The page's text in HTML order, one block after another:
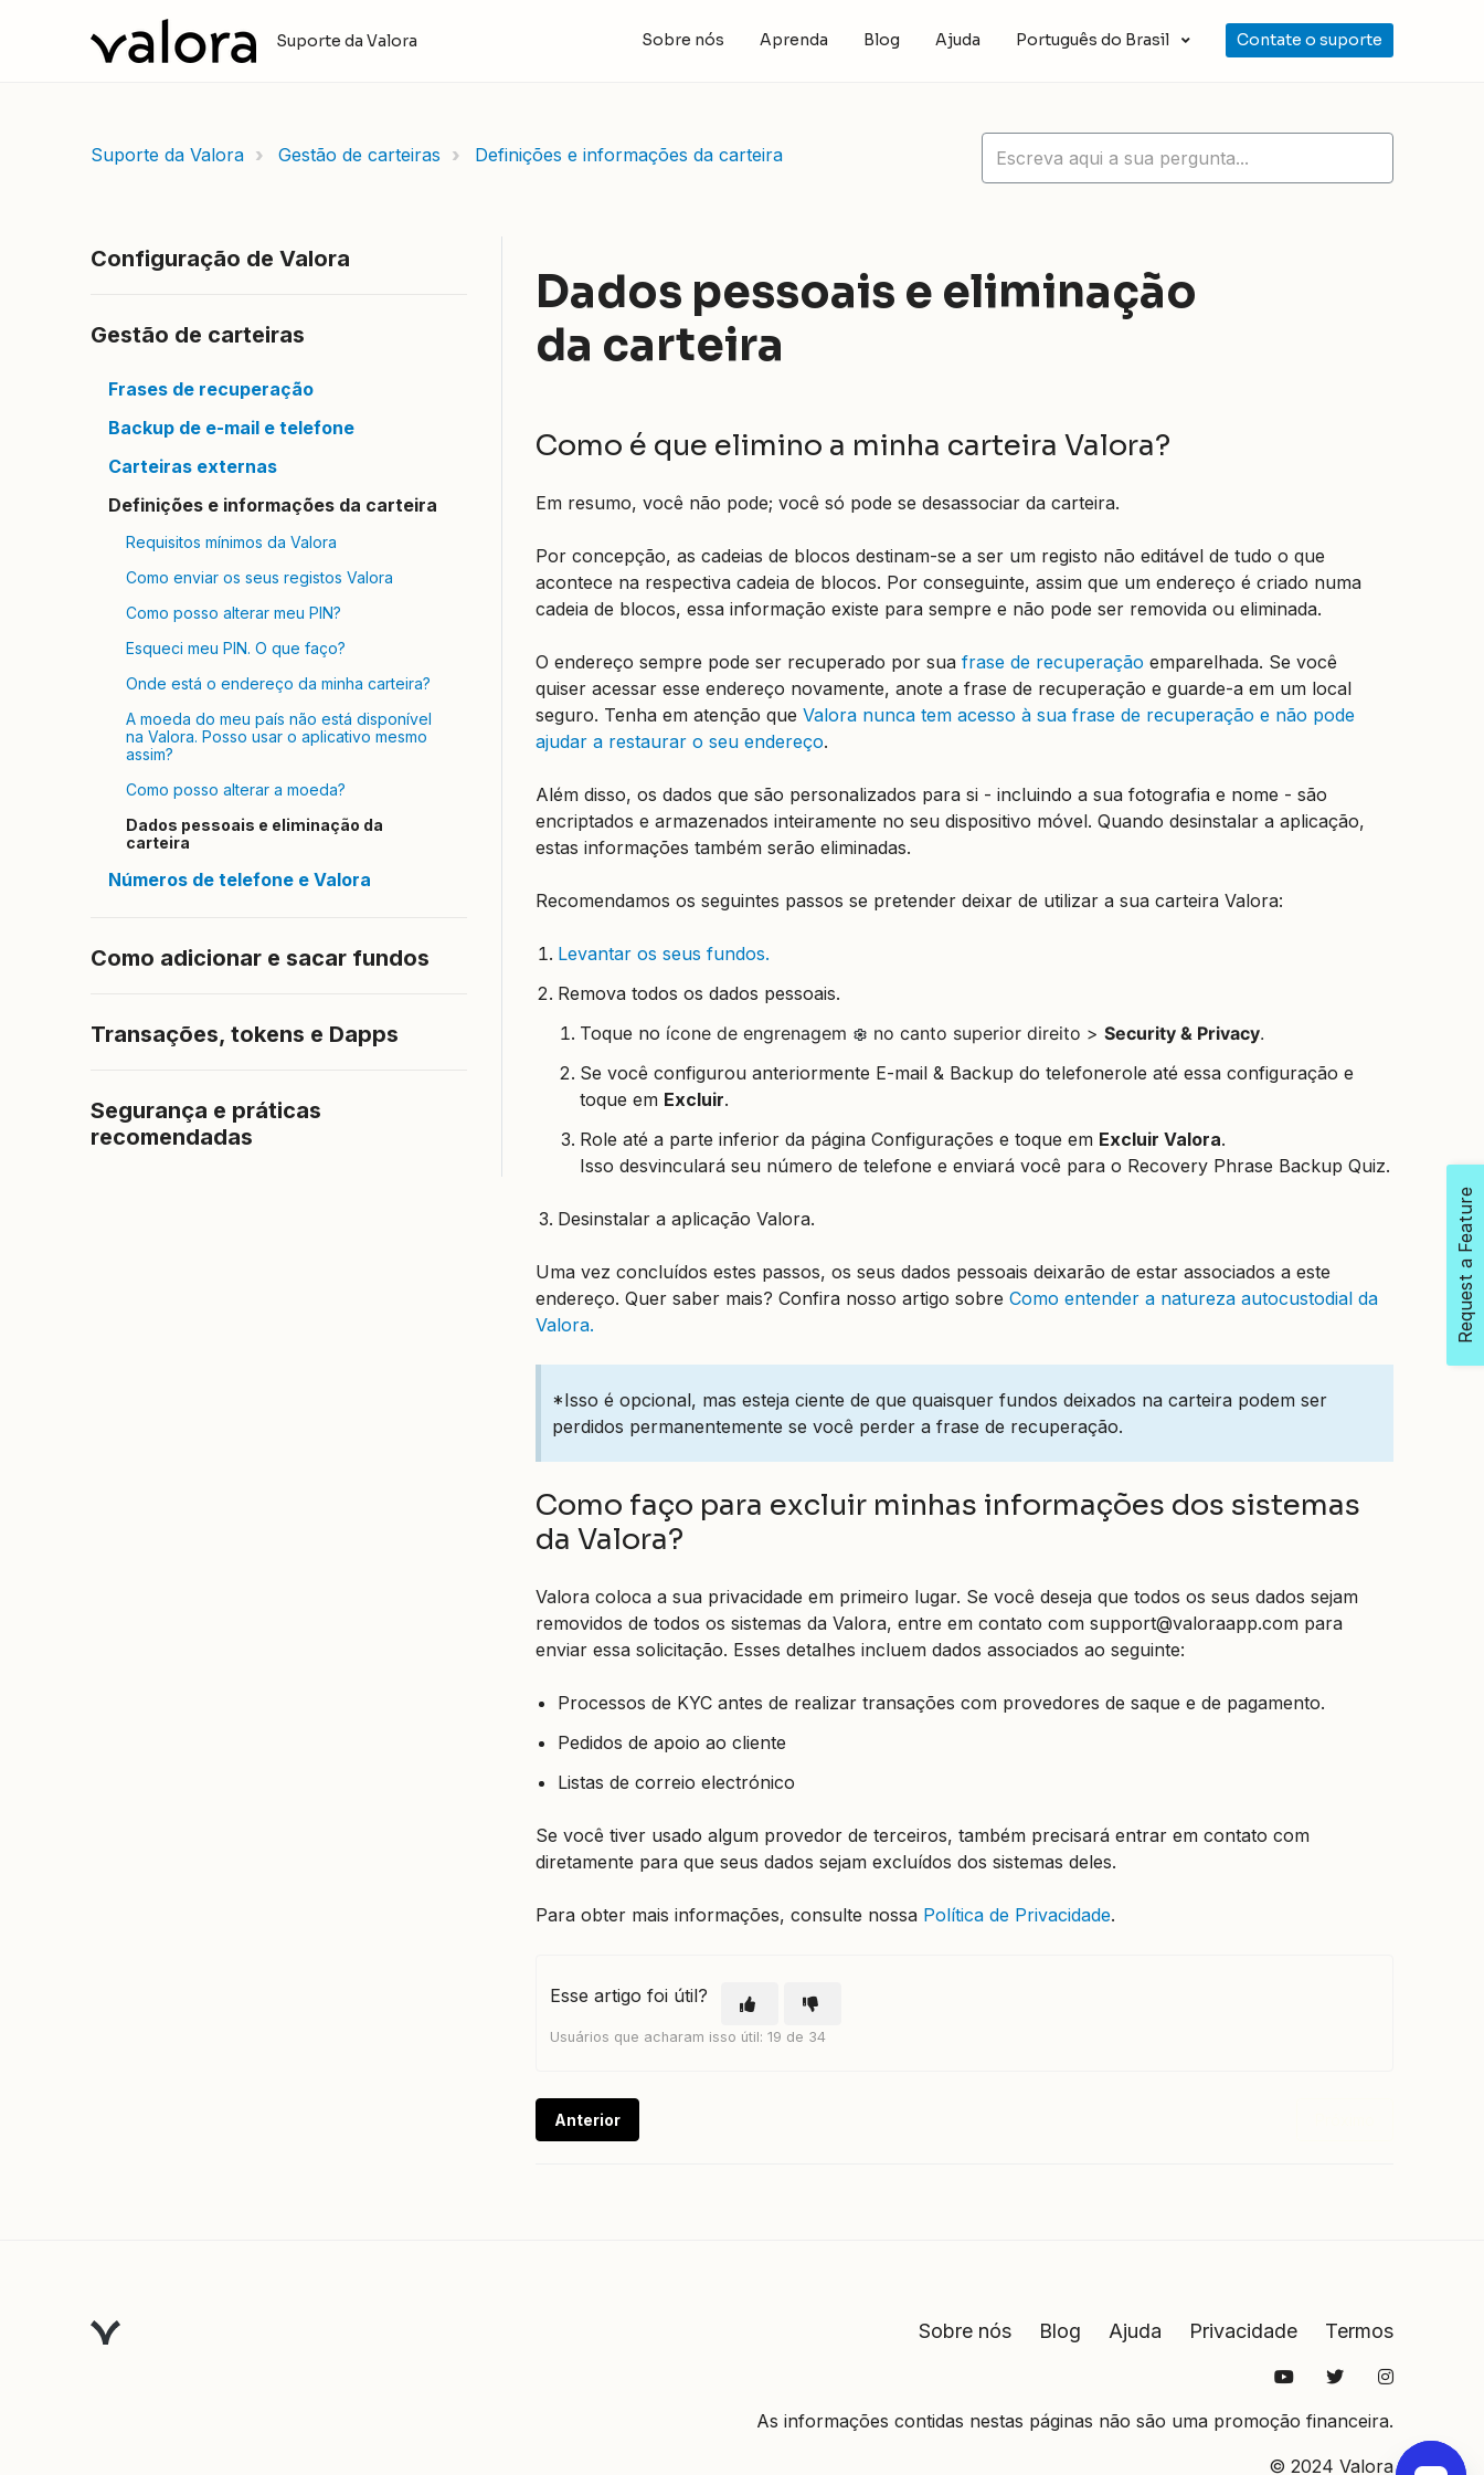
Suporte da Valora Sobre nós Aprenda Blog Ajuda Português do Brasil Contate o suporte
Suporte da Valora Gestão de carteiras Definições e informações da carteira
Configuração de Valora
Gestão de carteiras
Frases de recuperação
Backup de e-mail e telefone
Carteiras externas
Definições e informações da carteira
Requisitos mínimos da Valora
Como enviar os seus registos Valora
Como posso alterar meu PIN?
Esqueci meu PIN. O que faço?
Onde está o endereço da minha carteira?
A moeda do meu país não está disponível
na Valora. Posso usar o aplicativo mesmo
assim?
Como posso alterar a moeda?
Dados pessoais e eliminação da
carteira
Números de telefone e Valora
Como adicionar e sacar fundos
Transações, tokens e Dapps
Segurança e práticas
recomendadas
Dados pessoais e eliminação
da carteira
Como é que elimino a minha carteira Valora?
Em resumo, você não pode; você só pode se desassociar da carteira.
Por concepção, as cadeias de blocos destinam-se a ser um registo não editável de tudo o que
acontece na respectiva cadeia de blocos. Por conseguinte, assim que um endereço é criado numa
cadeia de blocos, essa informação existe para sempre e não pode ser removida ou eliminada.
O endereço sempre pode ser recuperado por suafrase de recuperação emparelhada. Se você
quiser acessar esse endereço novamente, anote a frase de recuperação e guarde-a em um local
seguro. Tenha em atenção queValora nunca tem acesso à sua frase de recuperação e não pode
ajudar a restaurar o seu endereço.
Além disso, os dados que são personalizados para si - incluindo a sua fotografia e nome - são
encriptados e armazenados inteiramente no seu dispositivo móvel. Quando desinstalar a aplicação,
estas informações também serão eliminadas.
Recomendamos os seguintes passos se pretender deixar de utilizar a sua carteira Valora:
Levantar os seus fundos.
Remova todos os dados pessoais.
Toque no ícone de engrenagem no canto superior direito > Security & Privacy.
Se você configurou anteriormente E-mail & Backup do telefonerole até essa configuração e
toque em Excluir.
Role até a parte inferior da página Configurações e toque em Excluir Valora.
Isso desvinculará seu número de telefone e enviará você para o Recovery Phrase Backup Quiz.
Desinstalar a aplicação Valora.
Uma vez concluídos estes passos, os seus dados pessoais deixarão de estar associados a este
endereço. Quer saber mais? Confira nosso artigo sobreComo entender a natureza autocustodial da
Valora.
*Isso é opcional, mas esteja ciente de que quaisquer fundos deixados na carteira podem ser
perdidos permanentemente se você perder a frase de recuperação.
Como faço para excluir minhas informações dos sistemas
da Valora?
Valora coloca a sua privacidade em primeiro lugar. Se você deseja que todos os seus dados sejam
removidos de todos os sistemas da Valora, entre em contato com support@valoraapp.com para
enviar essa solicitação. Esses detalhes incluem dados associados ao seguinte:
Processos de KYC antes de realizar transações com provedores de saque e de pagamento.
Pedidos de apoio ao cliente
Listas de correio electrónico
Se você tiver usado algum provedor de terceiros, também precisará entrar em contato com
diretamente para que seus dados sejam excluídos dos sistemas deles.
Para obter mais informações, consulte nossa Política de Privacidade.
Esse artigo foi útil?
Usuários que acharam isso útil: 19 de 34
Anterior
Sobre nós Blog Ajuda Privacidade Termos
As informações contidas nestas páginas não são uma promoção financeira.
© 2024 Valora
Request a Feature